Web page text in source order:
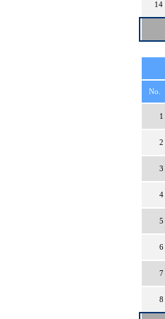
14
No.
1
2
3
4
5
6
7
8